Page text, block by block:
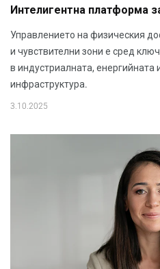
Интелигентна платформа
Управлението на физическия
и чувствителни зони е сред
в индустриалната, енергийната
инфраструктура.
3.10.2025